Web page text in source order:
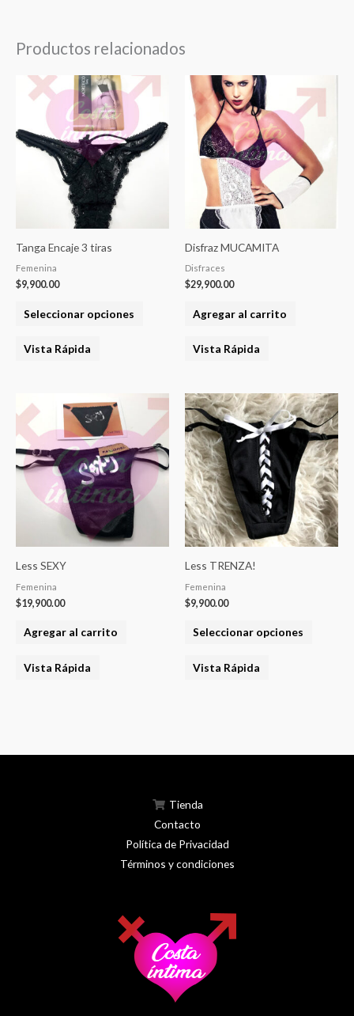
Productos relacionados
Tanga Encaje 3 tiras
Femenina
$9,900.00
Seleccionar opciones
Este
tiene
varias
Vista Rápida
Disfraz MUCAMITA
Disfraces
$29,900.00
Agregar al carrito
Vista Rápida
Less SEXY
Femenina
$19,900.00
Agregar al carrito
Vista Rápida
Less TRENZA!
Femenina
$9,900.00
Seleccionar opciones
Este
tiene
varias
Las
se
Vista Rápida
Tienda
Contacto
Política de Privacidad
Términos y condiciones